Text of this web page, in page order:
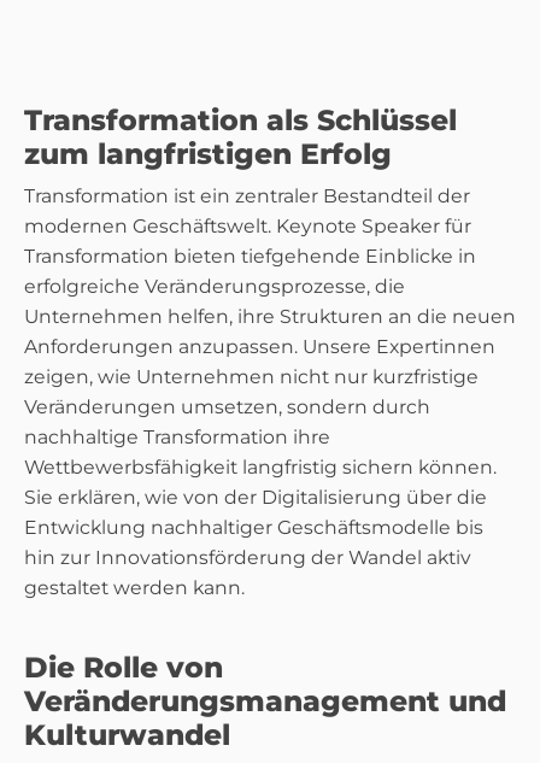
Transformation als Schlüssel
zum langfristigen Erfolg
Transformation ist ein zentraler Bestandteil der
modernen Geschäftswelt. Keynote Speaker für
Transformation bieten tiefgehende Einblicke in
erfolgreiche Veränderungsprozesse, die
Unternehmen helfen, ihre Strukturen an die neuen
Anforderungen anzupassen. Unsere Expertinnen
zeigen, wie Unternehmen nicht nur kurzfristige
Veränderungen umsetzen, sondern durch
nachhaltige Transformation ihre
Wettbewerbsfähigkeit langfristig sichern können.
Sie erklären, wie von der Digitalisierung über die
Entwicklung nachhaltiger Geschäftsmodelle bis
hin zur Innovationsförderung der Wandel aktiv
gestaltet werden kann.
Die Rolle von
Veränderungsmanagement und
Kulturwandel